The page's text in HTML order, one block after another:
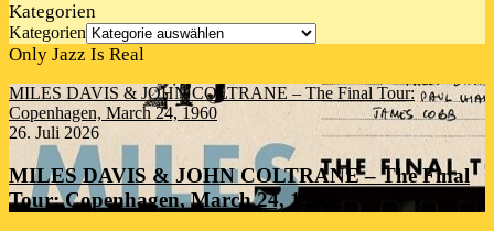
Kategorien
Kategorien
Only Jazz Is Real
MILES DAVIS & JOHN COLTRANE – The Final Tour:
Copenhagen, March 24, 1960
26. Juli 2026
MILES DAVIS & JOHN COLTRANE – The Final
Tour: Copenhagen, March 24, 1960